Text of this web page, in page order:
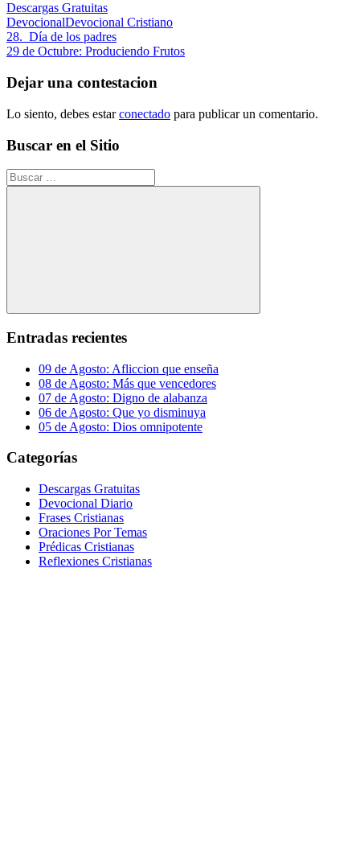
Descargas Gratuitas
DevocionalDevocional Cristiano
Navegación
de
entradas
Entrada
anterior:
28. Día de los padres
Siguiente
29 de Octubre: Produciendo Frutos
Dejar una contestacion
Lo siento, debes estarconectado para publicar un comentario.
Buscar en el Sitio
Buscar:
Buscar
Entradas recientes
09 de Agosto: Afliccion que enseña
08 de Agosto: Más que vencedores
07 de Agosto: Digno de alabanza
06 de Agosto: Que yo disminuya
05 de Agosto: Dios omnipotente
Categorías
Descargas Gratuitas
Devocional Diario
Frases Cristianas
Oraciones Por Temas
Prédicas Cristianas
Reflexiones Cristianas